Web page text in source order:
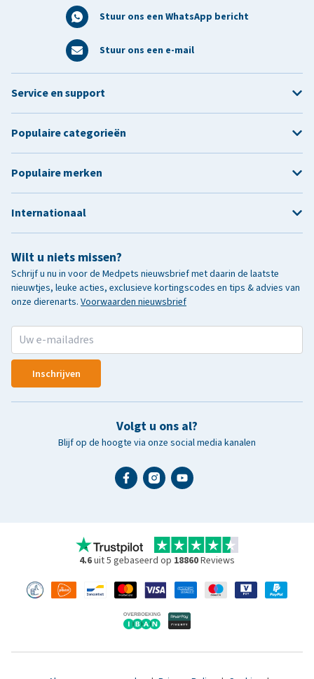
Stuur ons een WhatsApp bericht
Stuur ons een e-mail
Wilt u niets missen?
Schrijf u nu in voor de Medpets nieuwsbrief met daarin de laatste
nieuwtjes, leuke acties, exclusieve kortingscodes en tips & advies van
onze dierenarts. Voorwaarden nieuwsbrief
Inschrijven
Volgt u ons al?
Blijf op de hoogte via onze social media kanalen
Service en support
Populaire categorieën
Populaire merken
Internationaal
4.6uit 5 gebaseerd op 18860Reviews